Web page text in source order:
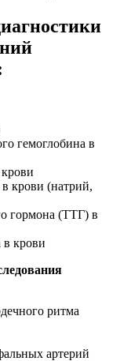
гемоглобина в
крови (натрий,
гормона (ТТГ) в
в крови
ритма
артерий